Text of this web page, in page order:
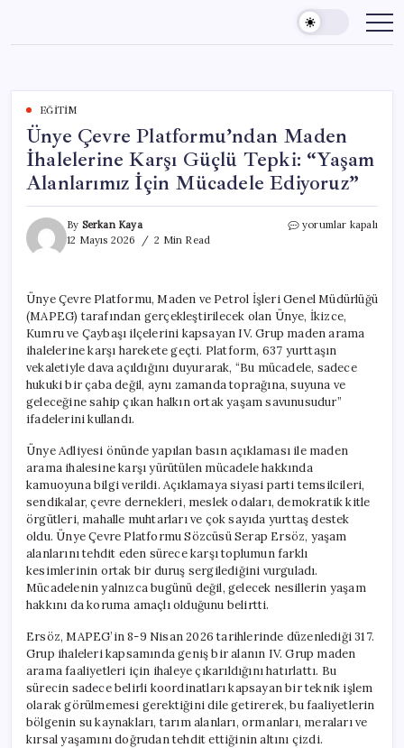
content
EĞITIM
Ünye Çevre Platformu’ndan Maden
İhalelerine Karşı Güçlü Tepki: “Yaşam
Alanlarımız İçin Mücadele Ediyoruz”
By Serkan Kaya
12 Mayıs 2026
2 Min Read
Ünye
Karşı
Güçlü
Tepki:
“Yaşam
Alanlarımız
İçin
Mücadele
Ediyoruz”
yorumlar kapalı
Ünye Çevre Platformu, Maden ve Petrol İşleri Genel Müdürlüğü
(MAPEG) tarafından gerçekleştirilecek olan Ünye, İkizce,
Kumru ve Çaybaşı ilçelerini kapsayan IV. Grup maden arama
ihalelerine karşı harekete geçti. Platform, 637 yurttaşın
vekaletiyle dava açıldığını duyurarak, “Bu mücadele, sadece
hukuki bir çaba değil, aynı zamanda toprağına, suyuna ve
geleceğine sahip çıkan halkın ortak yaşam savunusudur”
ifadelerini kullandı.
Ünye Adliyesi önünde yapılan basın açıklaması ile maden
arama ihalesine karşı yürütülen mücadele hakkında
kamuoyuna bilgi verildi. Açıklamaya siyasi parti temsilcileri,
sendikalar, çevre dernekleri, meslek odaları, demokratik kitle
örgütleri, mahalle muhtarları ve çok sayıda yurttaş destek
oldu. Ünye Çevre Platformu Sözcüsü Serap Ersöz, yaşam
alanlarını tehdit eden sürece karşı toplumun farklı
kesimlerinin ortak bir duruş sergilediğini vurguladı.
Mücadelenin yalnızca bugünü değil, gelecek nesillerin yaşam
hakkını da koruma amaçlı olduğunu belirtti.
Ersöz, MAPEG’in 8-9 Nisan 2026 tarihlerinde düzenlediği 317.
Grup ihaleleri kapsamında geniş bir alanın IV. Grup maden
arama faaliyetleri için ihaleye çıkarıldığını hatırlattı. Bu
sürecin sadece belirli koordinatları kapsayan bir teknik işlem
olarak görülmemesi gerektiğini dile getirerek, bu faaliyetlerin
bölgenin su kaynakları, tarım alanları, ormanları, meraları ve
kırsal yaşamını doğrudan tehdit ettiğinin altını çizdi.